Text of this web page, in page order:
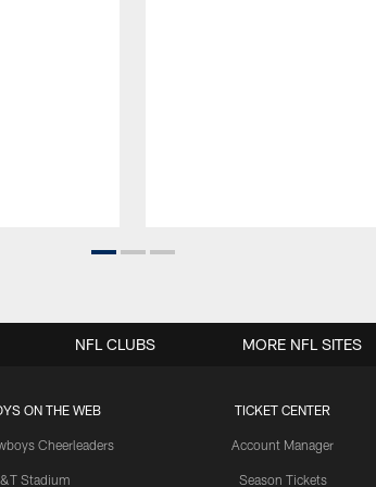
ON THE WEB
Cheerleaders
Stadium
TICKET CENTER
Account Manager
Season Tickets
NFL CLUBS MORE NFL SITES